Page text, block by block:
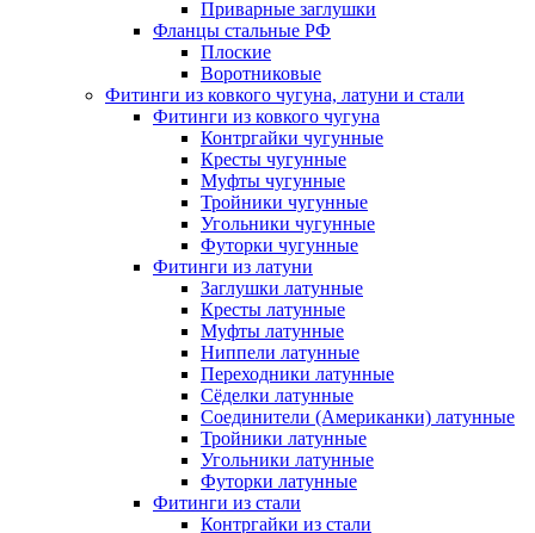
Приварные заглушки
Фланцы стальные РФ
Плоские
Воротниковые
Фитинги из ковкого чугуна, латуни и стали
Фитинги из ковкого чугуна
Контргайки чугунные
Кресты чугунные
Муфты чугунные
Тройники чугунные
Угольники чугунные
Футорки чугунные
Фитинги из латуни
Заглушки латунные
Кресты латунные
Муфты латунные
Ниппели латунные
Переходники латунные
Сёделки латунные
Соединители (Американки) латунные
Тройники латунные
Угольники латунные
Футорки латунные
Фитинги из стали
Контргайки из стали